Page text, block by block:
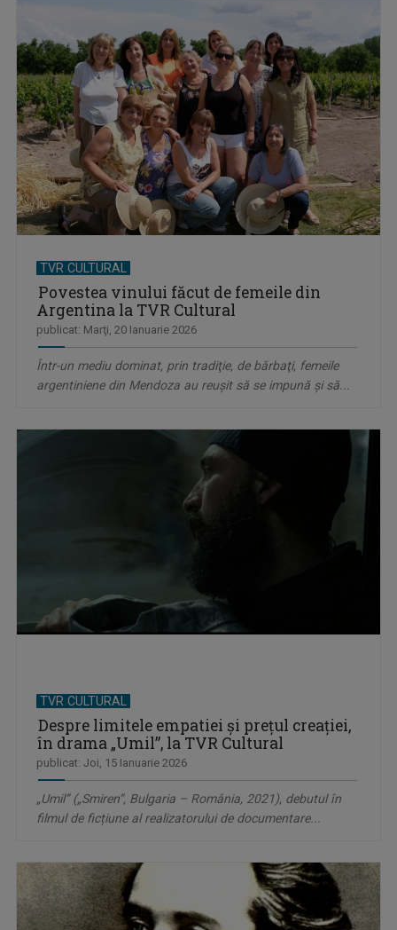
TVR CULTURAL
Povestea vinului făcut de femeile din
Argentina la TVR Cultural
publicat: Marţi, 20 Ianuarie 2026
Într-un mediu dominat, prin tradiţie, de bărbaţi, femeile
argentiniene din Mendoza au reuşit să se impună şi să...
TVR CULTURAL
Despre limitele empatiei și prețul creației,
în drama „Umil”, la TVR Cultural
publicat: Joi, 15 Ianuarie 2026
„Umil” („Smiren”, Bulgaria – România, 2021), debutul în
filmul de ficțiune al realizatorului de documentare...